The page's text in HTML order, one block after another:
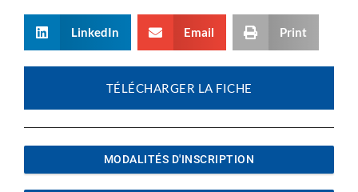
LinkedIn Email Print
TÉLÉCHARGER LA FICHE
MODALITÉS D'INSCRIPTION